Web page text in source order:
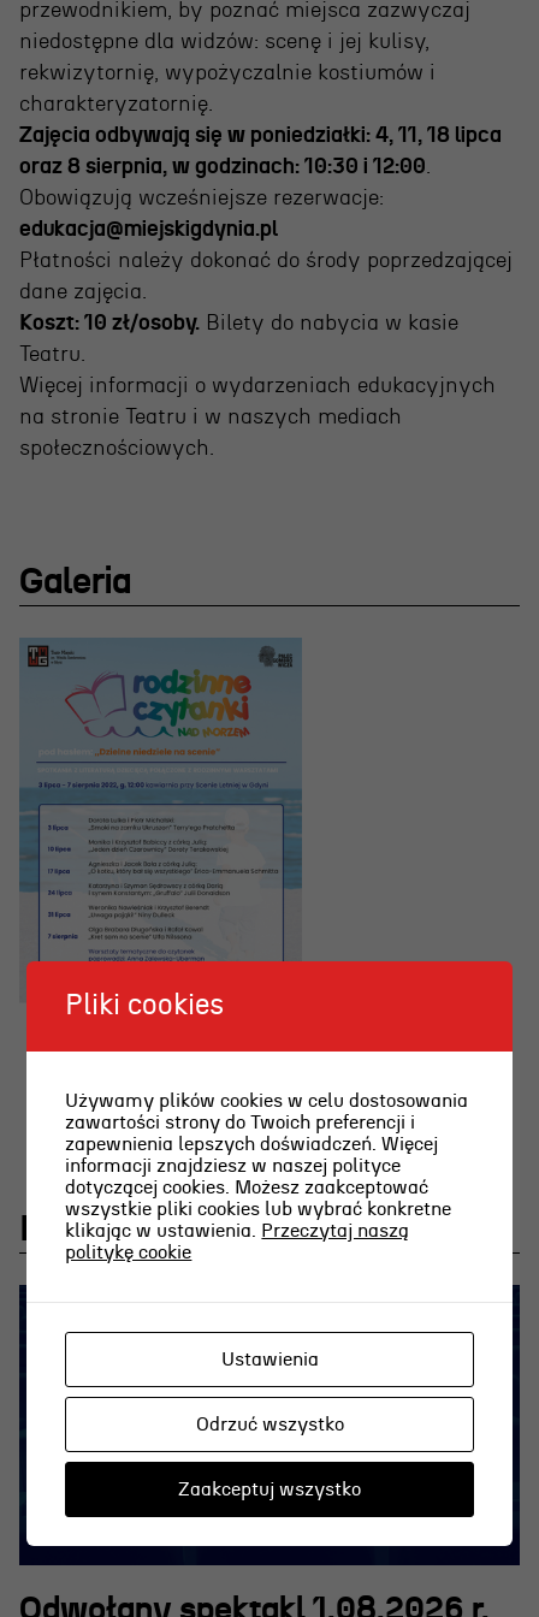
przewodnikiem, by poznać miejsca zazwyczaj
niedostępne dla widzów: scenę i jej kulisy,
rekwizytornię, wypożyczalnie kostiumów i
charakteryzatornię.
Zajęcia odbywają się w poniedziałki: 4, 11, 18 lipca
oraz 8 sierpnia, w godzinach: 10:30 i 12:00.
Obowiązują wcześniejsze rezerwacje:
edukacja@miejskigdynia.pl
Płatności należy dokonać do środy poprzedzającej
dane zajęcia.
Koszt: 10 zł/osoby. Bilety do nabycia w kasie
Teatru.
Więcej informacji o wydarzeniach edukacyjnych
na stronie Teatru i w naszych mediach
społecznościowych.
Galeria
Najnowsze aktualności
Pliki cookies
Używamy plików cookies w celu dostosowania
zawartości strony do Twoich preferencji i
zapewnienia lepszych doświadczeń. Więcej
informacji znajdziesz w naszej polityce
dotyczącej cookies. Możesz zaakceptować
wszystkie pliki cookies lub wybrać konkretne
klikając w ustawienia.
Przeczytaj naszą
politykę cookie
Ustawienia
Odrzuć wszystko
Zaakceptuj wszystko